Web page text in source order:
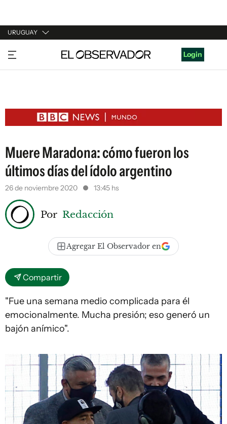
URUGUAY
URUGUAY
ARGENTINA
ESTADOS UNIDOS
Login
Muere Maradona: cómo fueron los
últimos días del ídolo argentino
26 de noviembre 2020 13:45 hs
Por Redacción
Agregar El Observador en
Compartir
"Fue una semana medio complicada para él
emocionalmente. Mucha presión; eso generó un
bajón anímico".